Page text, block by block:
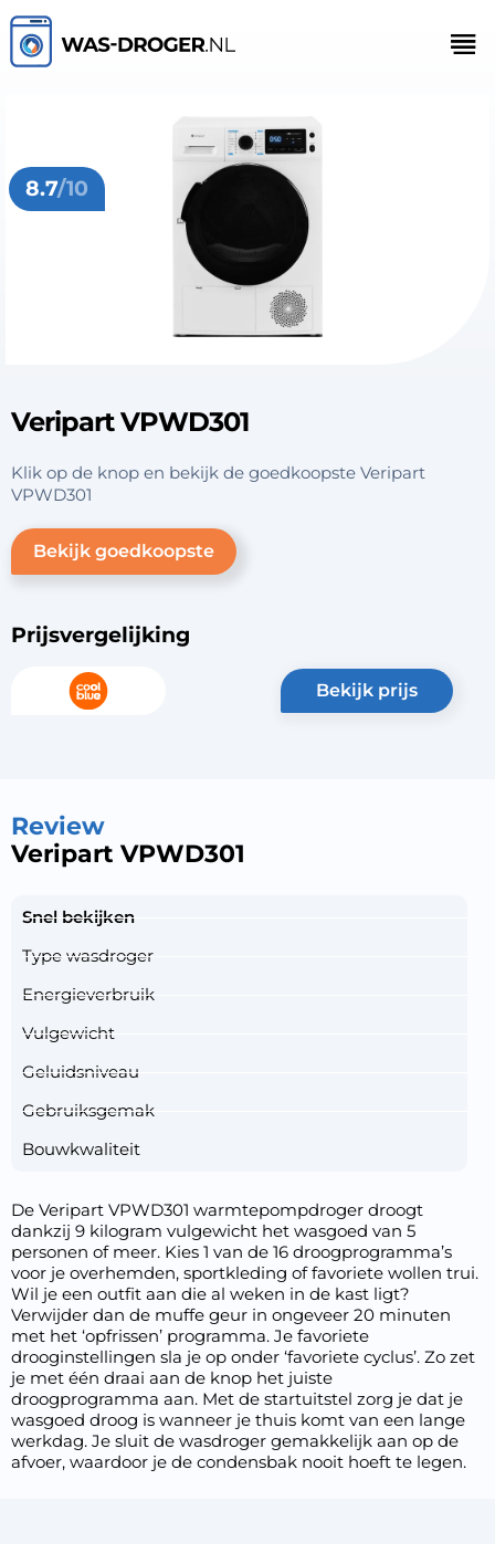
8.7/10
Veripart VPWD301
Klik op de knop en bekijk de goedkoopste Veripart
VPWD301
Bekijk goedkoopste
Prijsvergelijking
bekijk prijs
Review
Veripart VPWD301
Snel bekijken
Type wasdroger
Energieverbruik
Vulgewicht
Geluidsniveau
Gebruiksgemak
Bouwkwaliteit
De Veripart VPWD301 warmtepompdroger droogt
dankzij 9 kilogram vulgewicht het wasgoed van 5
personen of meer. Kies 1 van de 16 droogprogramma’s
voor je overhemden, sportkleding of favoriete wollen trui.
Wil je een outfit aan die al weken in de kast ligt?
Verwijder dan de muffe geur in ongeveer 20 minuten
met het ‘opfrissen’ programma. Je favoriete
drooginstellingen sla je op onder ‘favoriete cyclus’. Zo zet
je met één draai aan de knop het juiste
droogprogramma aan. Met de startuitstel zorg je dat je
wasgoed droog is wanneer je thuis komt van een lange
werkdag. Je sluit de wasdroger gemakkelijk aan op de
afvoer, waardoor je de condensbak nooit hoeft te legen.